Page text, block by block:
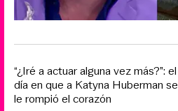
“¿Iré a actuar alguna vez más?”: el
día en que a Katyna Huberman se
le rompió el corazón